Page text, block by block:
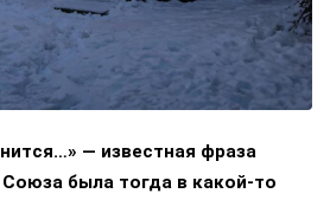
— известная фраза
была тогда в какой-то